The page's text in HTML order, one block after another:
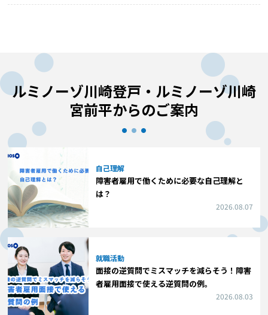
ルミノーゾ川崎登戸・ルミノーゾ川崎
宮前平からのご案内
自己理解
障害者雇用で働くために必要な自己理解と
は？
2026.08.07
就職活動
面接の逆質問でミスマッチを減らそう！障害
者雇用面接で使える逆質問の例。
2026.08.03